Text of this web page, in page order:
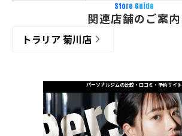
Store Guide
関連店舗のご案内
トラリア 菊川店
パーソナルジムの比較・口コミ・予約サイト